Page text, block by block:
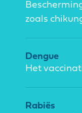
zoals
Dengue
Het
Rabiës